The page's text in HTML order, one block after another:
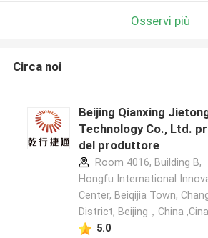
Osservi più
Circa noi
Beijing Qianxing
Technology Co., Ltd.
del produttore
Room 4016, Building B,
Hongfu International
Center, Beiqijia Town,
District, Beijing，China ,Cina
5.0